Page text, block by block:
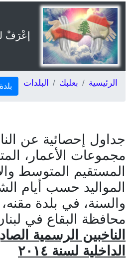
إعْرَفْ
الرئيسية بعلبك البلدات
جداول إحصائية عن
مجموعات الأعمار،
المستقيم المتوسط
المواليد حسب أيام
والسنة، في بلدة
محافظة البقاع في
الناخبين الرسمية
الداخلية لسنة ٢٠١٤